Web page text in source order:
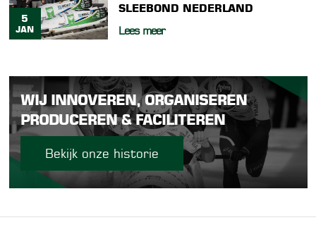
5
JAN
SLEEBOND NEDERLAND
Lees meer
WIJ INNOVEREN, ORGANISEREN
PRODUCEREN & FACILITEREN
Bekijk onze historie